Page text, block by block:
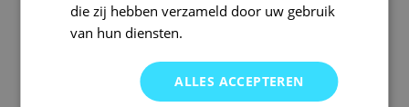
die zij hebben verzameld door uw gebruik
van hun diensten.
ALLES ACCEPTEREN